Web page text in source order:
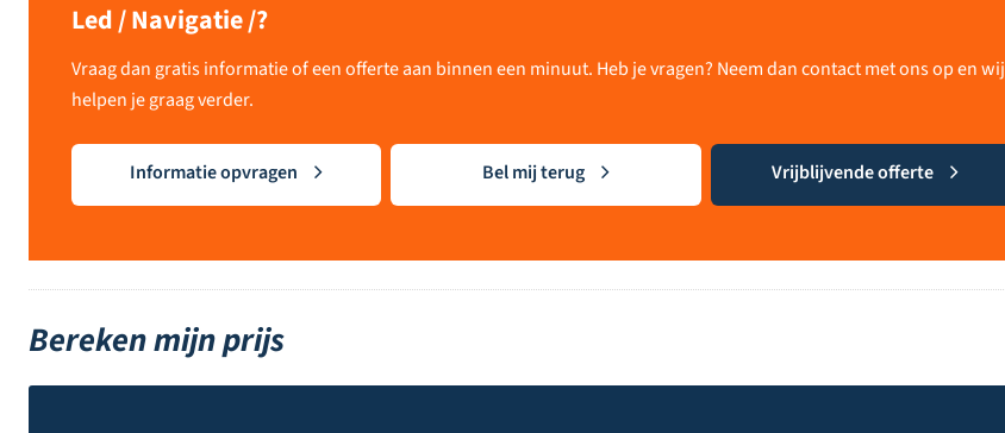
Led / Navigatie /?
Vraag dan gratis informatie of een offerte aan binnen een minuut. Heb je vragen? Neem dan contact met ons op en wij
helpen je graag verder.
Informatie opvragen Bel mij terug Vrijblijvende offerte
Bereken mijn prijs